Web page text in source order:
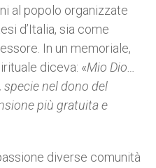
al popolo organizzate
d’Italia, sia come
In un memoriale,
diceva: «Mio Dio…
nel dono del
più gratuita e
diverse comunità